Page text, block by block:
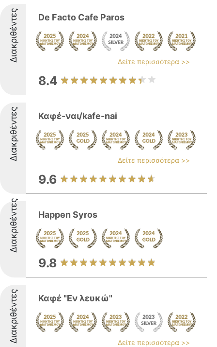
Διακριθέντες De Facto Cafe Paros
Δείτε περισσότερα >>
8.4
Διακριθέντες Καφέ-ναι/kafe-nai
Δείτε περισσότερα >>
9.6
Διακριθέντες Happen Syros
9.8
Διακριθέντες Καφέ "Εν λευκώ"
Δείτε περισσότερα >>